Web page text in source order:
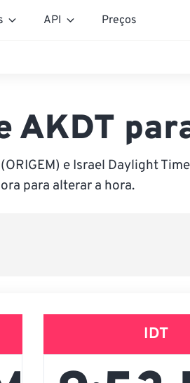
API Preços
AKDT
e Israel Daylight
para alterar a hora.
IDT